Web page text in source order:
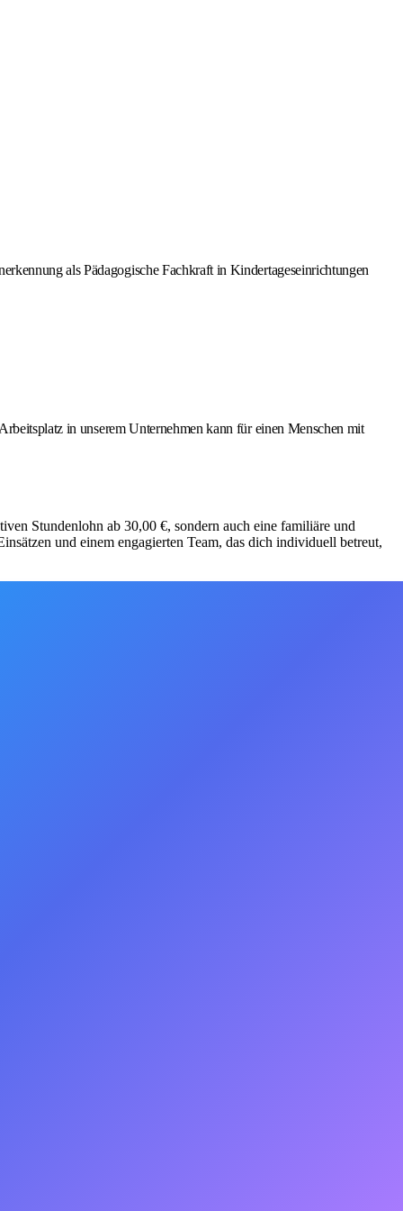
als Pädagogische Fachkraft in Kindertageseinrichtungen
in unserem Unternehmen kann für einen Menschen mit
Stundenlohn ab 30,00 €, sondern auch eine familiäre und
und einem engagierten Team, das dich individuell betreut,